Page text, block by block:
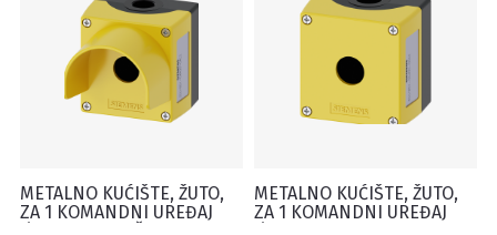
METALNO KUĆIŠTE, ŽUTO,
ZA 1 KOMANDNI UREĐAJ
METALNO KUĆIŠTE, ŽUTO,
ZA 1 KOMANDNI UREĐAJ